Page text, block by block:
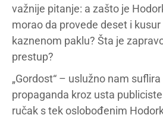
važnije pitanje: a zašto je
morao da provede deset i
kaznenom paklu? Šta je
prestup?
„Gordost“ – uslužno nam
propaganda kroz usta
ručak s tek oslobođenim